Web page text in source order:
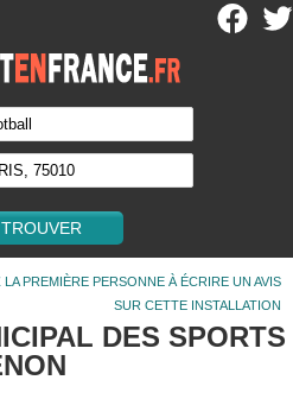
LA PREMIÈRE PERSONNE À ÉCRIRE UN AVIS
SUR CETTE INSTALLATION
DES SPORTS